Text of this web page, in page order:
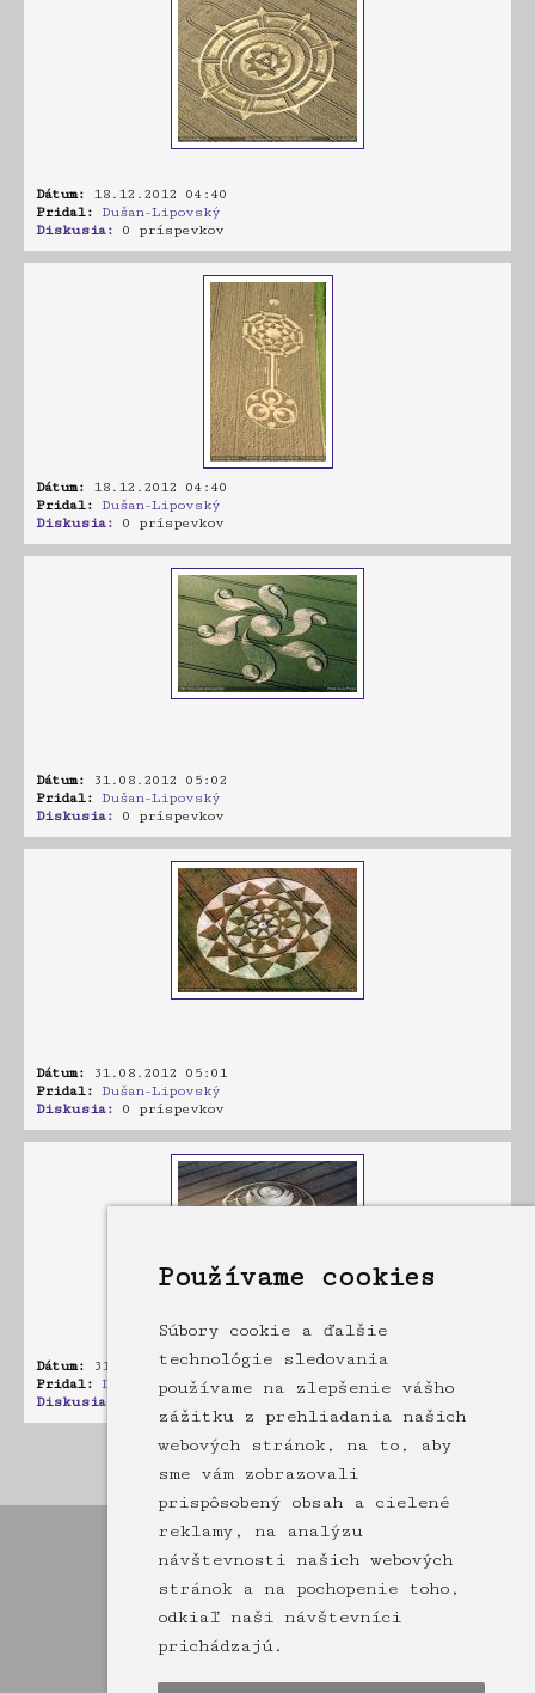
Používame cookies
Súbory cookie a ďalšie
technológie sledovania
používame na zlepšenie vášho
zážitku z prehliadania našich
webových stránok, na to, aby
sme vám zobrazovali
prispôsobený obsah a cielené
reklamy, na analýzu
návštevnosti našich webových
stránok a na pochopenie toho,
odkiaľ naši návštevníci
prichádzajú.
Dátum: 18.12.2012 04:40
Pridal: Dušan-Lipovský
Diskusia: 0 príspevkov
Dátum: 18.12.2012 04:40
Pridal: Dušan-Lipovský
Diskusia: 0 príspevkov
Dátum: 31.08.2012 05:02
Pridal: Dušan-Lipovský
Diskusia: 0 príspevkov
Dátum: 31.08.2012 05:01
Pridal: Dušan-Lipovský
Diskusia: 0 príspevkov
Dátum: 31.08.2012 05:01
Pridal: Dušan-Lipovský
Diskusia:
0 príspevkov
Stránka: [1] 5 6